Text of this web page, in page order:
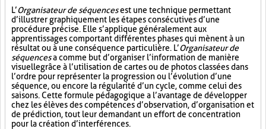
L’Organisateur de séquencesest une technique permettant
d’illustrer graphiquement les étapes consécutives d’une
procédure précise. Elle s’applique généralement aux
apprentissages comportant différentes phases qui mènent à un
résultat ou à une conséquence particulière. L’Organisateur de
séquencesa comme but d’organiser l’information de manière
visuellegrâce à l’utilisation de cartes ou de photos classées dans
l’ordre pour représenter la progression ou l’évolution d’une
séquence, ou encore la régularité d’un cycle, comme celui des
saisons. Cette formule pédagogique a l’avantage de développer
chez les élèves des compétences d’observation, d’organisation et
de prédiction, tout leur demandant un effort de concentration
pour la création d’interférences.